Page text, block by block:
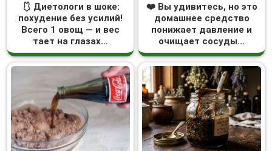
🩱 Диетологи в шоке:
похудение без усилий!
Всего 1 овощ — и вес
тает на глазах…
❤️ Вы удивитесь, но это
домашнее средство
понижает давление и
очищает сосуды...